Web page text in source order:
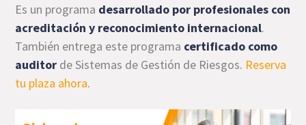
Es un programa desarrollado por profesionales con
acreditación y reconocimiento internacional.
También entrega este programa certificado como
auditor de Sistemas de Gestión de Riesgos. Reserva
tu plaza ahora.